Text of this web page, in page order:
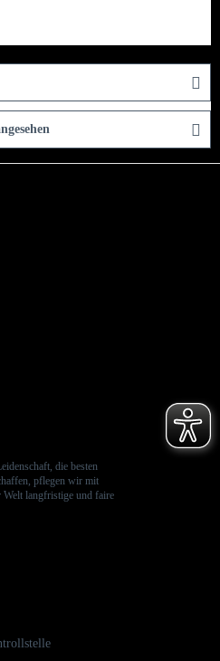
die besten
pflegen wir mit
langfristige und faire